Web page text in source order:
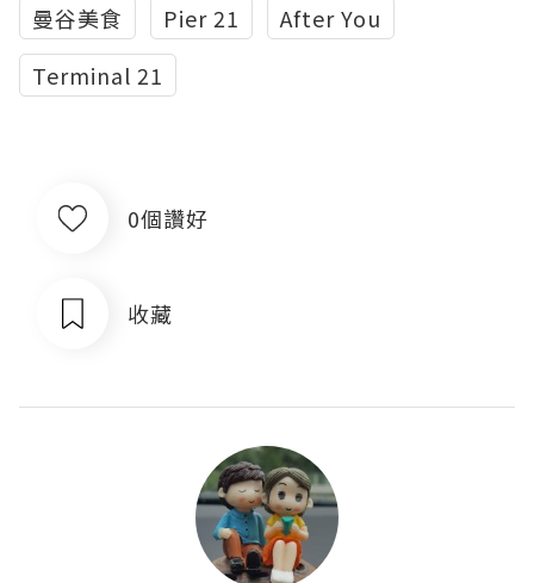
曼谷美食 Pier 21
After You
Terminal 21
0個讚好
收藏